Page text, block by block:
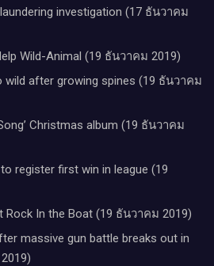
investigation (17 ธันวาคม
Wild-Animal (19 ธันวาคม 2019)
wild after growing spines (19 ธันวาคม
Christmas album (19 ธันวาคม
register first win in league (19
Rock In the Boat (19 ธันวาคม 2019)
massive gun battle breaks out in